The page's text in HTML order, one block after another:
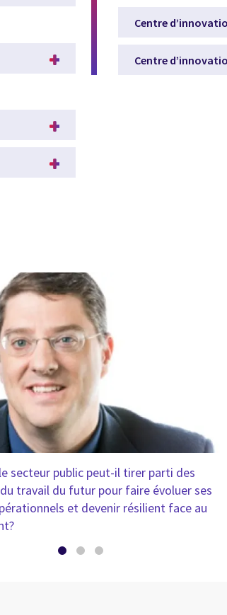
Centre
Centre
secteur public peut-il tirer parti des
travail du futur pour faire évoluer ses
et devenir résilient face au